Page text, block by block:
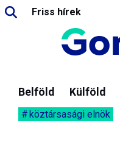
Friss hírek
Belföld Külföld
köztársasági elnök